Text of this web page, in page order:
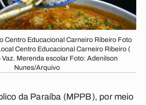
Centro Educacional Carneiro Ribeiro Foto
Centro Educacional Carneiro Ribeiro (
Vaz. Merenda escolar Foto: Adenilson
Nunes/Arquivo
da Paraíba (MPPB), por meio